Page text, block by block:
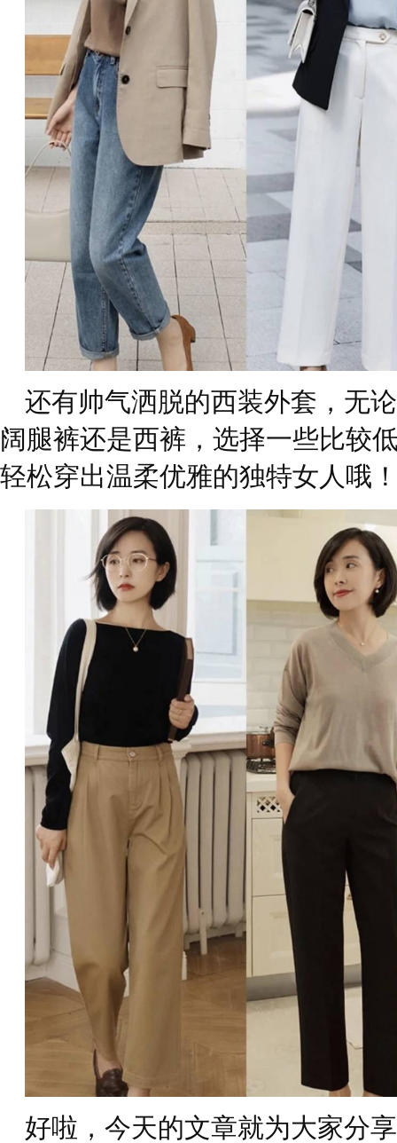
还有帅气洒脱的西装外套，无
阔腿裤还是西裤，选择一些比较
轻松穿出温柔优雅的独特女人哦
好啦，今天的文章就为大家分